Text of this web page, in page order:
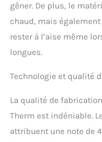
gêner. De plus, le
chaud, mais
rester à l’aise même
longues.
Technologie et qualité
La qualité de
Therm est indéniable.
attribuent une note de